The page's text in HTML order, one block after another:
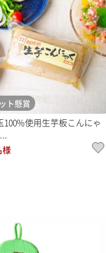
ト懸賞
100%使用生芋板こんにゃ
様